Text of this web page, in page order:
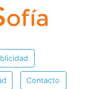
Contacto